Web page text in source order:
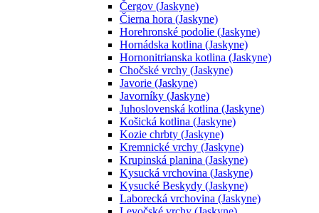
Čergov (Jaskyne)
Čierna hora (Jaskyne)
Horehronské podolie (Jaskyne)
Hornádska kotlina (Jaskyne)
Hornonitrianska kotlina (Jaskyne)
Chočské vrchy (Jaskyne)
Javorie (Jaskyne)
Javorníky (Jaskyne)
Juhoslovenská kotlina (Jaskyne)
Košická kotlina (Jaskyne)
Kozie chrbty (Jaskyne)
Kremnické vrchy (Jaskyne)
Krupinská planina (Jaskyne)
Kysucká vrchovina (Jaskyne)
Kysucké Beskydy (Jaskyne)
Laborecká vrchovina (Jaskyne)